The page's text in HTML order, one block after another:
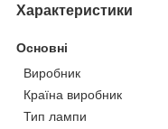
Характеристики
Основні
Виробник
Країна виробник
Тип лампи